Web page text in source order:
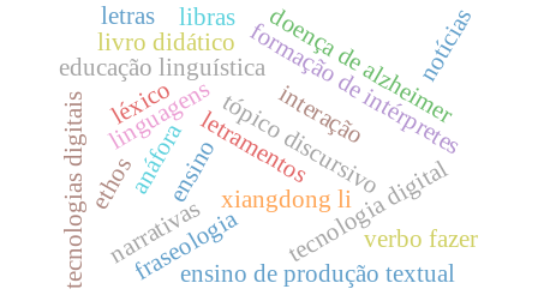
linguagensletramentos
ensino tecnologia digital
educação linguística
tecnologias digitais xiangdong li
formação de intérpretes
doença de alzheimer
narrativas
interação
tópico discursivo
verbo fazer
anáfora
livro didático
ensino de produção textual
ethos
fraseologia
léxico
libras notícias
letras